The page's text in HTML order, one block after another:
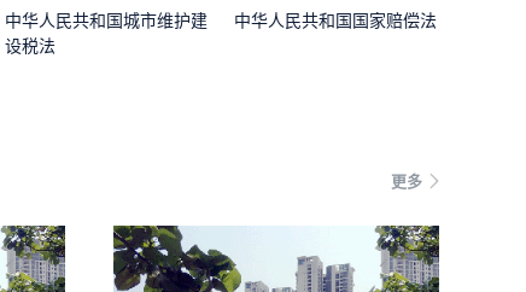
中华人民共和国城市维护建
设税法
中华人民共和国国家赔偿法
更多